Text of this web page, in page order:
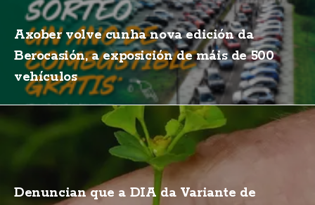
Axober volve cunha nova edición da
Berocasión, a exposición de máis de 500
vehículos
Denuncian que a DIA da Variante de